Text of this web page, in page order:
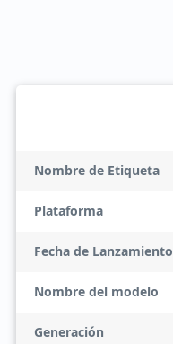
Nombre de Etiqueta
Plataforma
Fecha de Lanzamiento
Nombre del modelo
Generación